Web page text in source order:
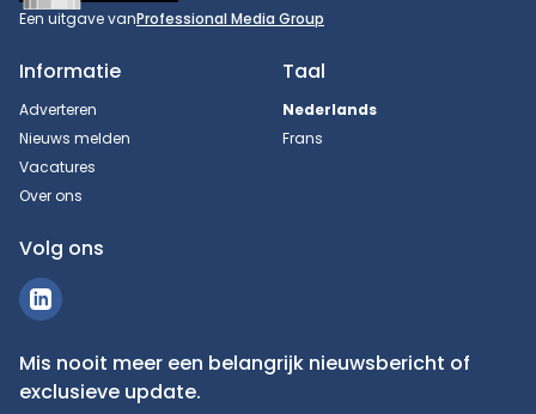
Een uitgave vanProfessional Media Group
Informatie
Adverteren
Nieuws melden
Vacatures
Over ons
Taal
Nederlands
Frans
Volg ons
Mis nooit meer een belangrijk nieuwsbericht of
exclusieve update.